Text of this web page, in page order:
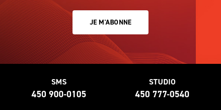
JE M'ABONNE
SMS
450 900-0105
STUDIO
450 777-0540